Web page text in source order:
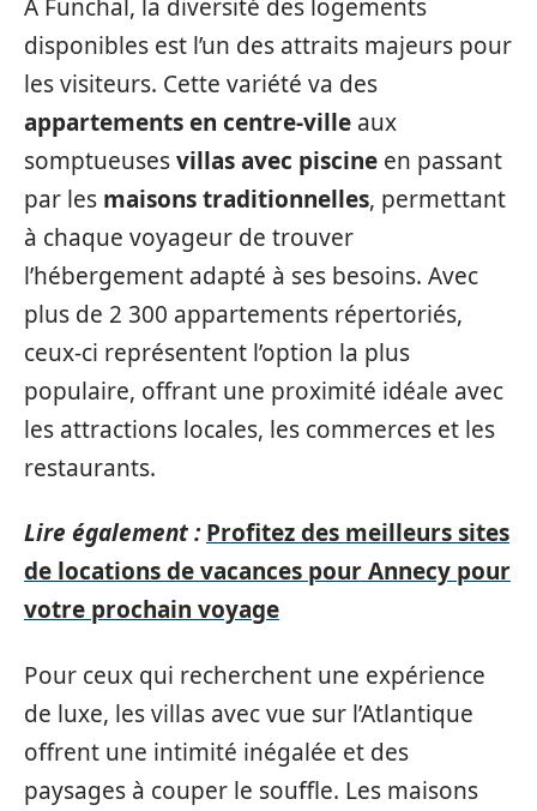
À Funchal, la diversité des logements
disponibles est l’un des attraits majeurs pour
les visiteurs. Cette variété va des
appartements en centre-ville aux
somptueusesvillas avec piscine en passant
par les maisons traditionnelles, permettant
à chaque voyageur de trouver
l’hébergement adapté à ses besoins. Avec
plus de 2 300 appartements répertoriés,
ceux-ci représentent l’option la plus
populaire, offrant une proximité idéale avec
les attractions locales, les commerces et les
restaurants.
Lire également : Profitez des meilleurs sites
de locations de vacances pour Annecy pour
votre prochain voyage
Pour ceux qui recherchent une expérience
de luxe, les villas avec vue sur l’Atlantique
offrent une intimité inégalée et des
paysages à couper le souffle. Les maisons